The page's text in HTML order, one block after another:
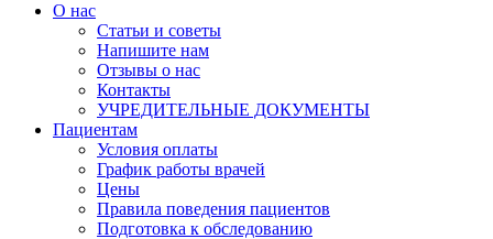
О нас
Статьи и советы
Напишите нам
Отзывы о нас
Контакты
УЧРЕДИТЕЛЬНЫЕ ДОКУМЕНТЫ
Пациентам
Условия оплаты
График работы врачей
Цены
Правила поведения пациентов
Подготовка к обследованию